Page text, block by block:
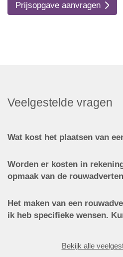
Prijsopgave aanvragen
Veelgestelde vragen
Wat kost het plaatsen van
Worden er kosten in
opmaak van de
Het maken van een
ik heb specifieke wensen.
Bekijk alle